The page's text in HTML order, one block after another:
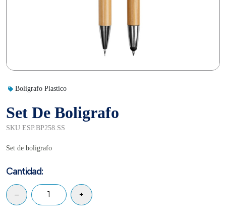
Boligrafo Plastico
Set De Boligrafo
SKU ESP.BP258.SS
Set de boligrafo
Cantidad:
– +